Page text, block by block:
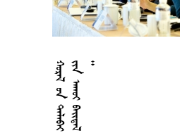


























 